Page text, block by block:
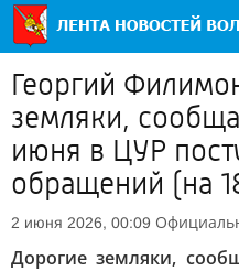
Георгий
земляки,
июня в ЦУР
обращений (на
2 июня 2026, 00:09
Дорогие земляки,